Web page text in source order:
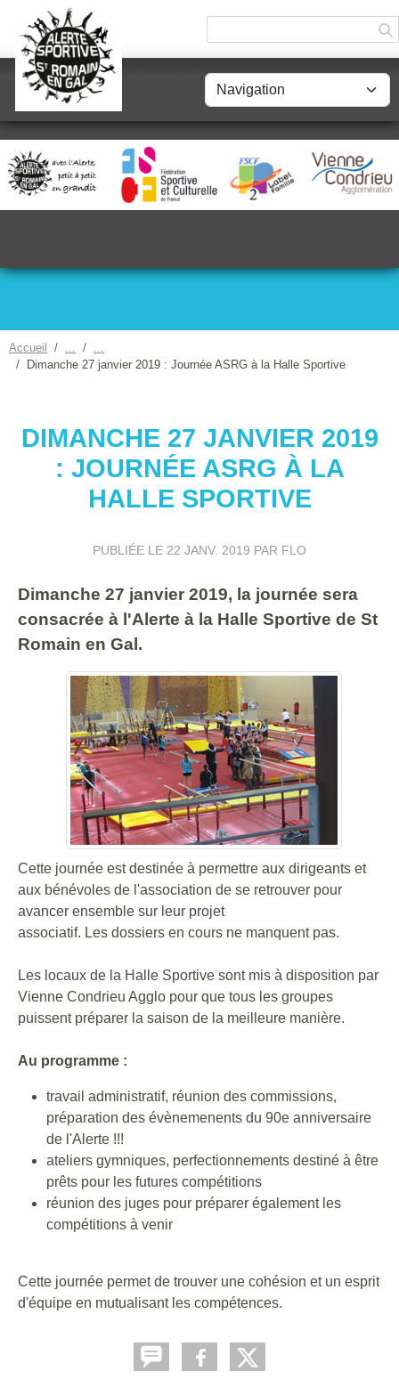
Accueil
Dimanche 27 janvier 2019 : Journée ASRG à la Halle Sportive
DIMANCHE 27 JANVIER 2019
: JOURNÉE ASRG À LA
HALLE SPORTIVE
PUBLIÉE LE 22 JANV. 2019 PAR FLO
Dimanche 27 janvier 2019, la journée sera
consacrée à l'Alerte à la Halle Sportive de St
Romain en Gal.
Cette journée est destinée à permettre aux dirigeants et
aux bénévoles de l'association de se retrouver pour
avancer ensemble sur leur projet
associatif. Les dossiers en cours ne manquent pas.
Les locaux de la Halle Sportive sont mis à disposition par
Vienne Condrieu Agglo pour que tous les groupes
puissent préparer la saison de la meilleure manière.
Au programme :
travail administratif, réunion des commissions,
préparation des évènemenents du 90e anniversaire
de l'Alerte !!!
ateliers gymniques, perfectionnements destiné à être
prêts pour les futures compétitions
réunion des juges pour préparer également les
compétitions à venir
Cette journée permet de trouver une cohésion et un esprit
d'équipe en mutualisant les compétences.
Panneau de gestion des cookies